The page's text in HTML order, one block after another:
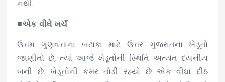
નથી.
■એક વીઘે ખર્ચ
ઉત્તમ ગુણવત્તાના બટાકા માટે ઉત્તર ગુજરાતના ખેડૂતો
જાણીતો છે, ત્યાં આજે ખેડૂતોની સ્થિતિ અત્યંત દયનીય
બની છે. ખેડૂતોની કમર તોડી રહ્યો છે એક વીઘા દીઠ